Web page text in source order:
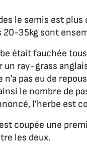
le semis est plus
35kg sont
était fauchée
ray-grass
pas eu de
le nombre de
l’herbe est
coupée une
les deux.